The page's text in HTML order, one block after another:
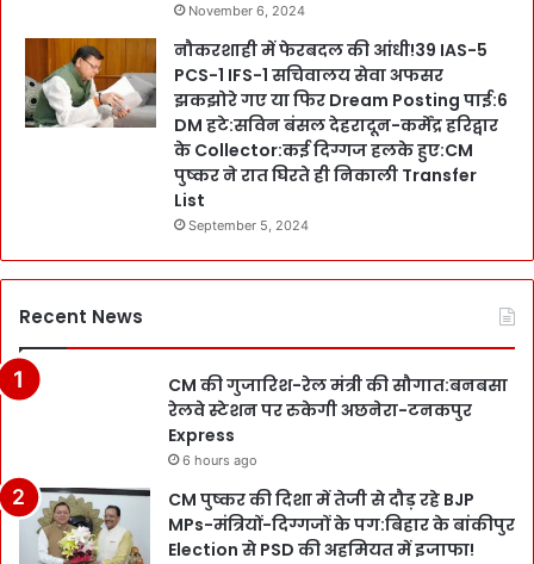
November 6, 2024
नौकरशाही में फेरबदल की आंधी!39 IAS-5
PCS-1 IFS-1 सचिवालय सेवा अफसर
झकझोरे गए या फिर Dream Posting पाई:6
DM हटे:सविन बंसल देहरादून-कर्मेंद्र हरिद्वार
के Collector:कई दिग्गज हलके हुए:CM
पुष्कर ने रात घिरते ही निकाली Transfer
List
September 5, 2024
Recent News
CM की गुजारिश-रेल मंत्री की सौगात:बनबसा
रेलवे स्टेशन पर रुकेगी अछनेरा-टनकपुर
Express
6 hours ago
CM पुष्कर की दिशा में तेजी से दौड़ रहे BJP
MPs-मंत्रियों-दिग्गजों के पग:बिहार के बांकीपुर
Election से PSD की अहमियत में इजाफा!